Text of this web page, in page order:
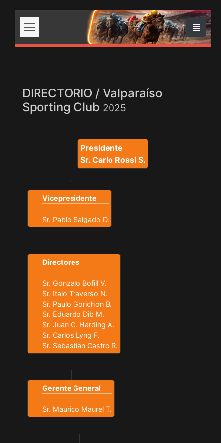
DIRECTORIO / Valparaíso
Sporting Club 2025
Presidente
Sr. Carlo Rossi S.
Vicepresidente
Sr. Pablo Salgado D.
Directores
Sr. Gonzalo Bofill V.
Sr. Italo Traverso N.
Sr. Paulo Gorichon B.
Sr. Eduardo Dib M.
Sr. Juan C. Harding A.
Sr. Carlos Lyng F.
Sr. Sebastian Castro R.
Gerente General
Sr. Maurico Maurel T.